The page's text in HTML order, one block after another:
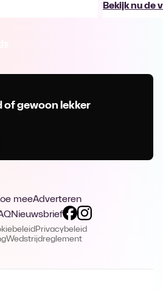
Bekijk nu de
of gewoon lekker
meeAdverteren
Nieuwsbrief
Privacybeleid
Wedstrijdreglement